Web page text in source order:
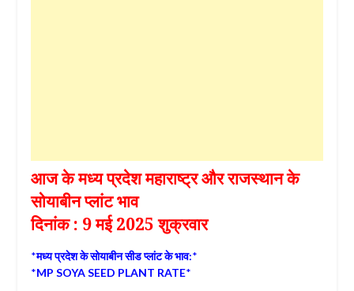
आज के मध्य प्रदेश महाराष्ट्र और राजस्थान के
सोयाबीन प्लांट भाव
दिनांक : 9 मई 2025 शुक्रवार
*मध्य प्रदेश के सोयाबीन सीड प्लांट के भाव:*
*MP SOYA SEED PLANT RATE*